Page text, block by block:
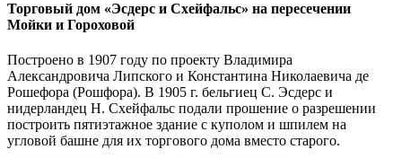
Торговый дом «Эсдерс и Схейфальс» на пересечении
Мойки и Гороховой
Построено в 1907 году по проекту Владимира
Александровича Липского и Константина Николаевича де
Рошефора (Рошфора). В 1905 г. бельгиец С. Эсдерс и
нидерландец Н. Схейфальс подали прошение о разрешении
построить пятиэтажное здание с куполом и шпилем на
угловой башне для их торгового дома вместо старого.